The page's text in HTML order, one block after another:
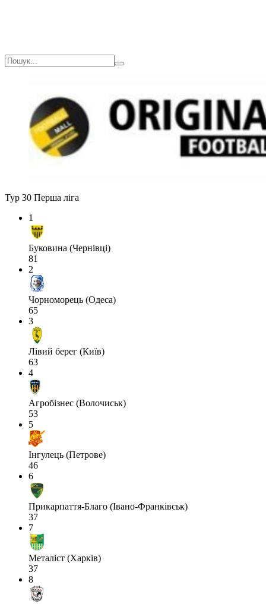
Тур 30 Перша ліга
1
Буковина (Чернівці)
81
2
Чорноморець (Одеса)
65
3
Лівий берег (Київ)
63
4
Агробізнес (Волочиськ)
53
5
Інгулець (Петрове)
46
6
Прикарпаття-Благо (Івано-Франківськ)
37
7
Металіст (Харків)
37
8